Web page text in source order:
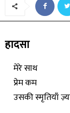
हादसा
मेरे साथ
प्रेम कम
उसकी स्मृतियाँ